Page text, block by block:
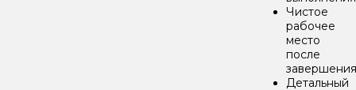
Чистое
рабочее
место
после
завершения
Детальный